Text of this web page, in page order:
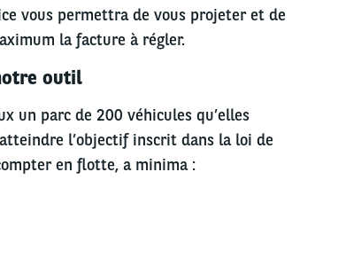
vous permettra de vous projeter et de
la facture à régler.
outil
un parc de 200 véhicules qu’elles
l’objectif inscrit dans la loi de
en flotte, a minima :